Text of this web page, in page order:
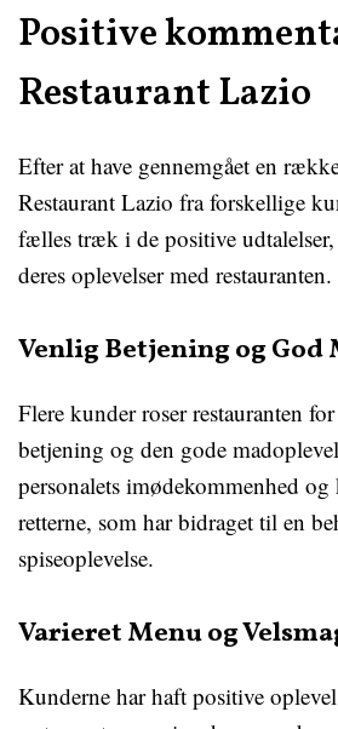
Positive
Restaurant Lazio
Efter at have gennemgået en
Restaurant Lazio fra forskellige
fælles træk i de positive
deres oplevelser med restauranten.
Venlig Betjening og God
Flere kunder roser restauranten
betjening og den gode
personalets imødekommenhed
retterne, som har bidraget til en
spiseoplevelse.
Varieret Menu og
Kunderne har haft positive